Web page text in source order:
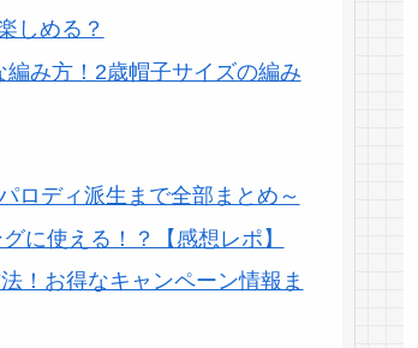
しめる？
み方！2歳帽子サイズの編み
ロディ派生まで全部まとめ～
に使える！？【感想レポ】
！お得なキャンペーン情報ま